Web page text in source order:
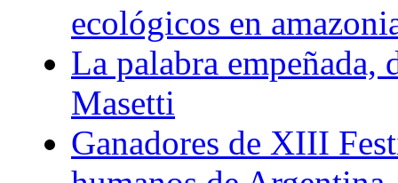
ecológicos en
La palabra empeñada,
Masetti
Ganadores de XIII